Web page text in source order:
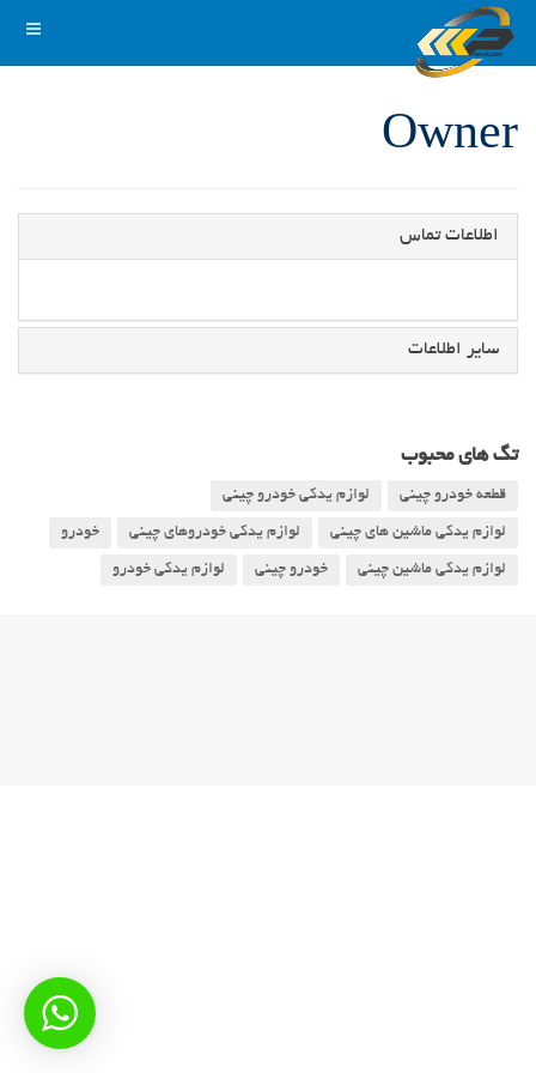
Owner
اطلاعات تماس
سایر اطلاعات
تگ های محبوب
قطعه خودرو چینی لوازم یدکی خودرو چینی
لوازم یدکی ماشین های چینی لوازم یدکی خودروهای چینی خودرو
لوازم یدکی ماشین چینی خودرو چینی لوازم یدکی خودرو